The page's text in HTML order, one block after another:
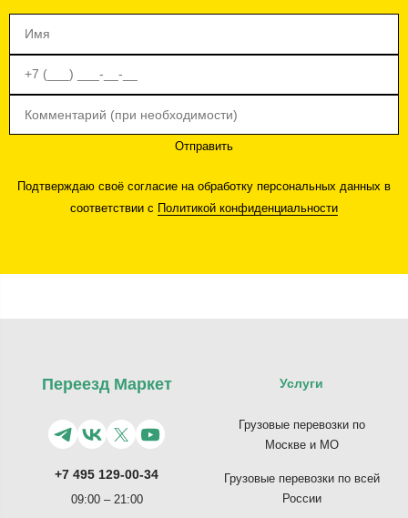
Отправить
Подтверждаю своё согласие на обработку персональных данных в
соответствии с Политикой конфиденциальности
Переезд Маркет
+7 495 129-00-34
09:00 – 21:00
Услуги
Грузовые перевозки по
Москве и МО
Грузовые перевозки по всей
России